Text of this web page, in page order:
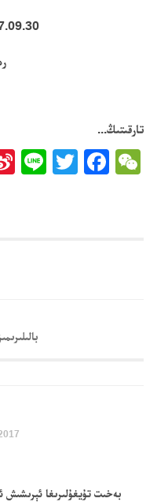
تارقىتىڭ...
WeChat
30/09/2017
بەخىت تۇيغۇلىرىغا